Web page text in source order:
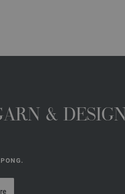
& DESIGN